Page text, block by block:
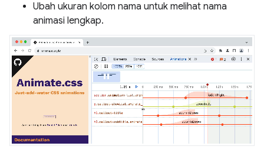
Ubah ukuran kolom nama untuk melihat nama
animasi lengkap.